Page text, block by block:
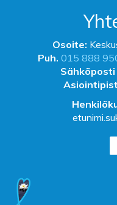
Osoite:
Puh. 015 888
Sähköposti